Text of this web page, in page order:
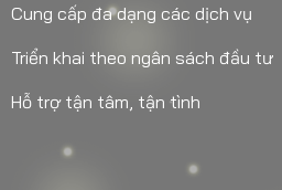
Cung cấp đa dạng các dịch vụ
Triển khai theo ngân sách đầu tư
Hỗ trợ tận tâm, tận tình